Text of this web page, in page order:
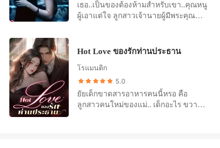
เธอ..เป็นของต้องห้ามสำหรับเขา..คุณหนู
ผู้เอาแต่ใจ ลูกสาวเจ้านายผู้มีพระคุณ
ไปเสียทุกอย่าง และแม้ว่าบอดี้การ์ดอย่าง
แต่ก็ทำได้เพียงอดทน..จนกว่าจะถึงวันที่
เขา..คู่ควร
Hot Love ของรักท่านประธาน
โรแมนติก
5.0
ยัยเด็กขาดสารอาหารคนนี้หรอ คือ
ลูกสาวคนใหม่ของแม่.. เด็กอะไร ขวางหู